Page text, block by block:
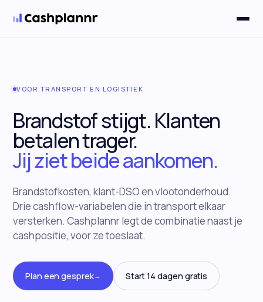
Start gratis trial
VOOR TRANSPORT EN LOGISTIEK
Brandstof stijgt. Klanten
betalen trager.
Jij ziet beide aankomen.
Brandstofkosten, klant-DSO en vlootonderhoud.
Drie cashflow-variabelen die in transport elkaar
versterken. Cashplannr legt de combinatie naast je
cashpositie, voor ze toeslaat.
Plan een gesprek→ Start 14 dagen gratis